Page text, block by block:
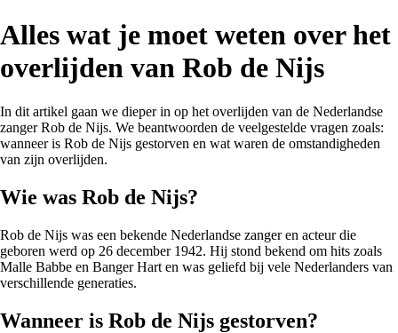
Alles wat je moet weten over het
overlijden van Rob de Nijs
In dit artikel gaan we dieper in op het overlijden van de Nederlandse
zanger Rob de Nijs. We beantwoorden de veelgestelde vragen zoals:
wanneer is Rob de Nijs gestorven en wat waren de omstandigheden
van zijn overlijden.
Wie was Rob de Nijs?
Rob de Nijs was een bekende Nederlandse zanger en acteur die
geboren werd op 26 december 1942. Hij stond bekend om hits zoals
Malle Babbe en Banger Hart en was geliefd bij vele Nederlanders van
verschillende generaties.
Wanneer is Rob de Nijs gestorven?